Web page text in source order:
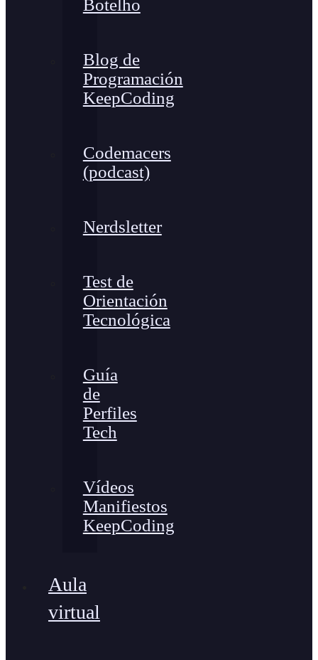
Botelho
Blog de
Programación
KeepCoding
Codemacers
(podcast)
Nerdsletter
Test de
Orientación
Tecnológica
Guía
de
Perfiles
Tech
Vídeos
Manifiestos
KeepCoding
Aula
virtual